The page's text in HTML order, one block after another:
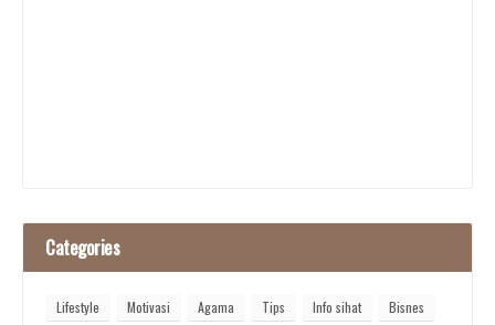
Categories
Lifestyle Motivasi Agama Tips Info sihat
Bisnes